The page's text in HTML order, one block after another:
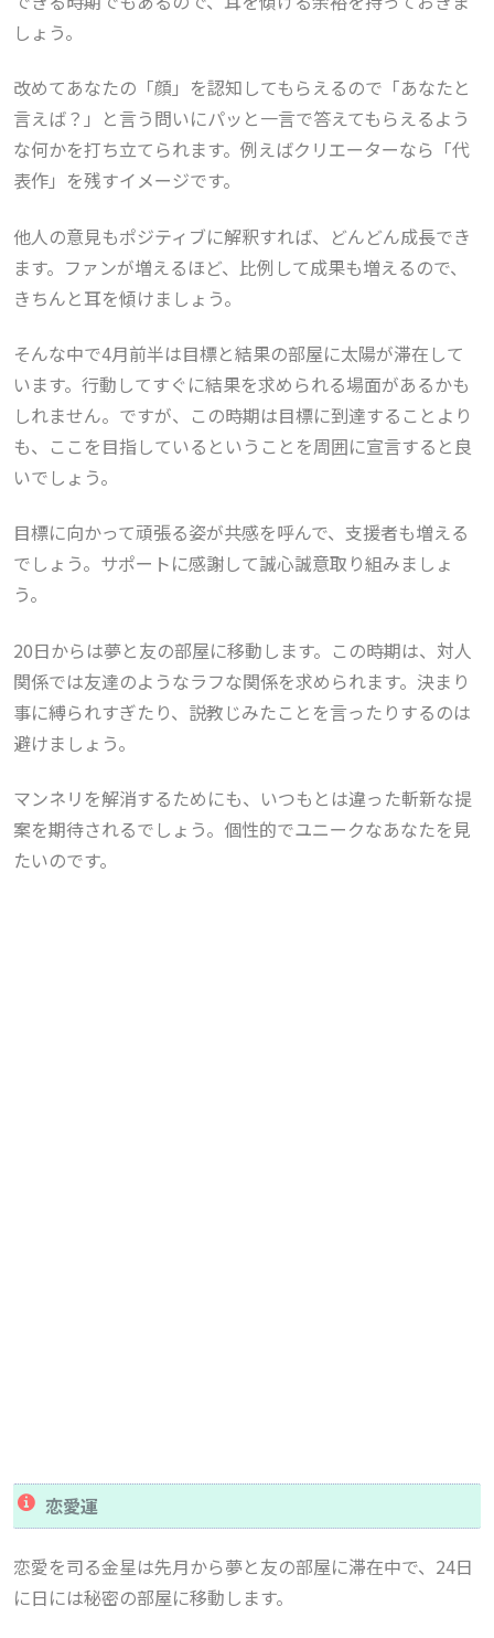
しょう。
改めてあなたの「顔」を認知してもらえるので「あなたと
言えば？」と言う問いにパッと一言で答えてもらえるよう
な何かを打ち立てられます。例えばクリエーターなら「代
表作」を残すイメージです。
他人の意見もポジティブに解釈すれば、どんどん成長でき
ます。ファンが増えるほど、比例して成果も増えるので、
きちんと耳を傾けましょう。
そんな中で4月前半は目標と結果の部屋に太陽が滞在して
います。 行動してすぐに結果を求められる場面があるかも
しれません。ですが、この時期は目標に到達することより
も、ここを目指しているということを周囲に宣言すると良
いでしょう。
目標に向かって頑張る姿が共感を呼んで、支援者も増える
でしょう。サポートに感謝して誠心誠意取り組みましょ
う。
20日からは夢と友の部屋に移動します。 この時期は、対人
関係では友達のようなラフな関係を求められます。決まり
事に縛られすぎたり、説教じみたことを言ったりするのは
避けましょう。
マンネリを解消するためにも、いつもとは違った斬新な提
案を期待されるでしょう。個性的でユニークなあなたを見
たいのです。
恋愛運
恋愛を司る金星は先月から夢と友の部屋に滞在中で、24日
に日には秘密の部屋に移動します。